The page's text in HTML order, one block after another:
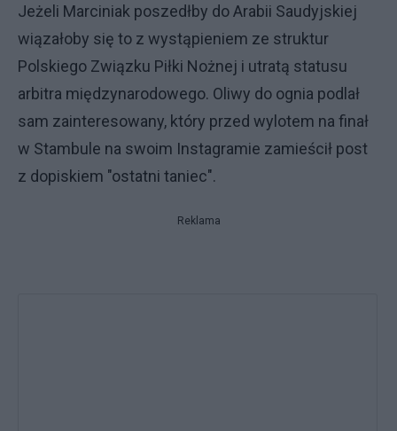
Jeżeli Marciniak poszedłby do Arabii Saudyjskiej
wiązałoby się to z wystąpieniem ze struktur
Polskiego Związku Piłki Nożnej i utratą statusu
arbitra międzynarodowego. Oliwy do ognia podlał
sam zainteresowany, który przed wylotem na finał
w Stambule na swoim Instagramie zamieścił post
z dopiskiem "ostatni taniec".
Reklama